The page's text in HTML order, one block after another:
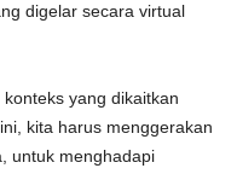
digelar secara virtual
yang dikaitkan
kita harus menggerakan
untuk menghadapi